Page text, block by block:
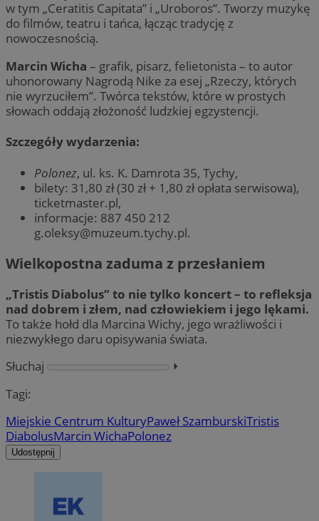
w tym „Ceratitis Capitata” i „Uroboros”. Tworzy muzykę
do filmów, teatru i tańca, łącząc tradycję z
nowoczesnością.
Marcin Wicha – grafik, pisarz, felietonista – to autor
uhonorowany Nagrodą Nike za esej „Rzeczy, których
nie wyrzuciłem”. Twórca tekstów, które w prostych
słowach oddają złożoność ludzkiej egzystencji.
Szczegóły wydarzenia:
Polonez, ul. ks. K. Damrota 35, Tychy,
bilety: 31,80 zł (30 zł + 1,80 zł opłata serwisowa),
ticketmaster.pl,
informacje: 887 450 212
g.oleksy@muzeum.tychy.pl.
Wielkopostna zaduma z przesłaniem
„Tristis Diabolus” to nie tylko koncert – to refleksja
nad dobrem i złem, nad człowiekiem i jego lękami.
To także hołd dla Marcina Wichy, jego wrażliwości i
niezwykłego daru opisywania świata.
Słuchaj
⏵︎
Tagi:
Miejskie Centrum KulturyPaweł SzamburskiTristis
DiabolusMarcin WichaPolonez
Udostępnij